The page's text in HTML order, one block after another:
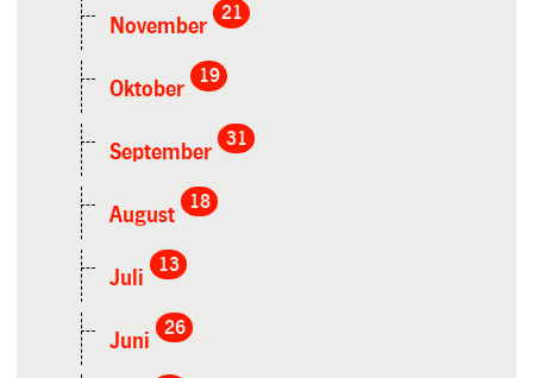
November
21
Oktober
19
September
31
August
18
Juli
13
Juni
26